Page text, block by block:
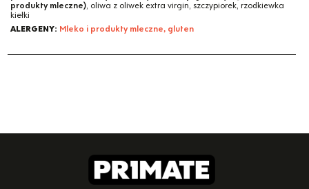
produkty mleczne), oliwa z oliwek extra virgin, szczypiorek, rzodkiewka
kiełki
ALERGENY: Mleko i produkty mleczne, gluten